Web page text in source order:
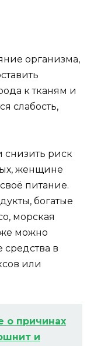
организма,
к тканям и
слабость,
снизить риск
женщине
питание.
богатые
морская
можно
в
или
о причинах
и